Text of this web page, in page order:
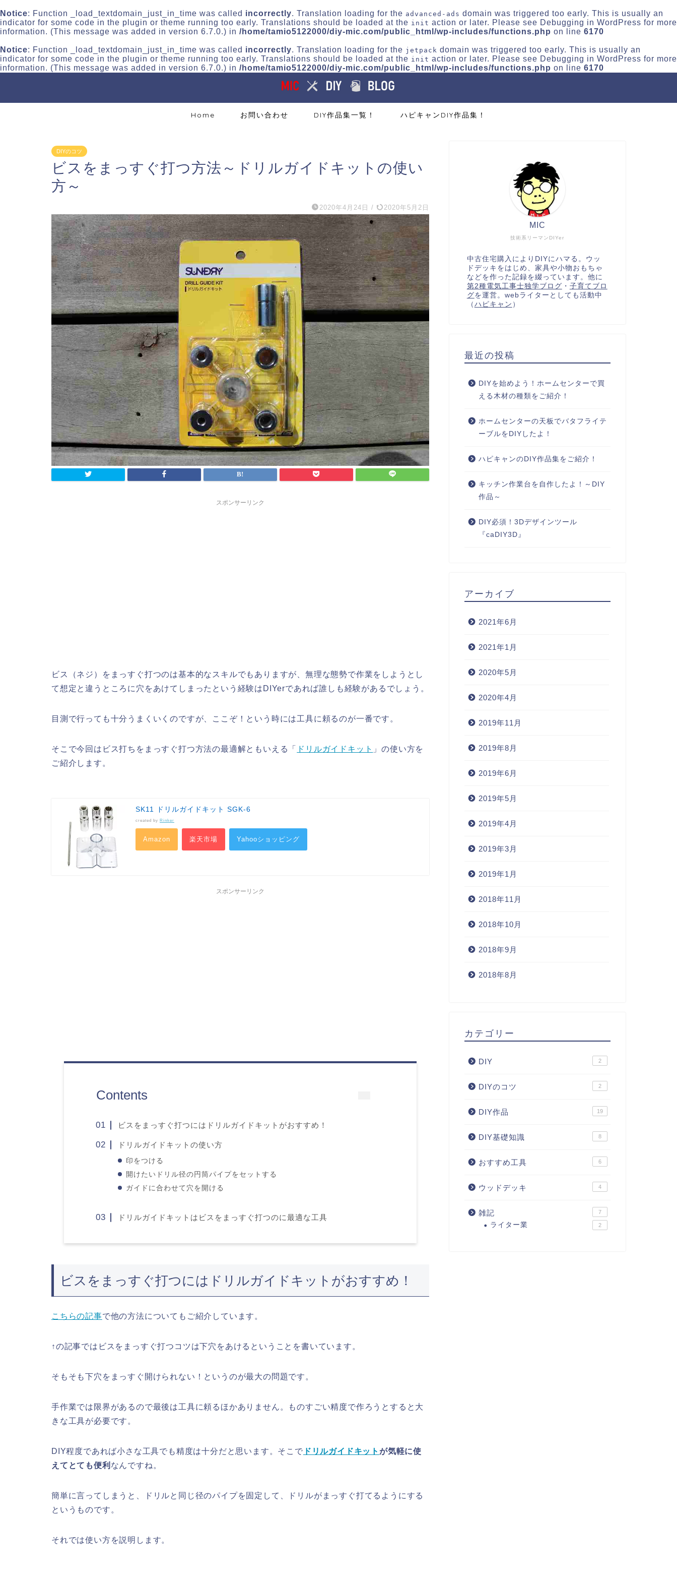
Notice: Function _load_textdomain_just_in_time was called incorrectly. Translation loading for the advanced-ads domain was triggered too early. This is usually an
indicator for some code in the plugin or theme running too early. Translations should be loaded at the init action or later. Please see Debugging in WordPress for more
information. (This message was added in version 6.7.0.) in /home/tamio5122000/diy-mic.com/public_html/wp-includes/functions.php on line 6170
Notice: Function _load_textdomain_just_in_time was called incorrectly. Translation loading for the jetpack domain was triggered too early. This is usually an
indicator for some code in the plugin or theme running too early. Translations should be loaded at the init action or later. Please see Debugging in WordPress for more
information. (This message was added in version 6.7.0.) in /home/tamio5122000/diy-mic.com/public_html/wp-includes/functions.php on line 6170
Home お問い合わせ DIY作品集一覧！ ハピキャンDIY作品集！
DIYのコツ
ビスをまっすぐ打つ方法～ドリルガイドキットの使い
方～
2020年4月24日 / 2020年5月2日
スポンサーリンク
ビス（ネジ）をまっすぐ打つのは基本的なスキルでもありますが、無理な態勢で作業をしようとし
て想定と違うところに穴をあけてしまったという経験はDIYerであれば誰しも経験があるでしょう。
目測で行っても十分うまくいくのですが、ここぞ！という時には工具に頼るのが一番です。
そこで今回はビス打ちをまっすぐ打つ方法の最適解ともいえる「 ドリルガイドキット 」の使い方を
ご紹介します。
SK11 ドリルガイドキット SGK-6
created by Rinker
Amazon 楽天市場 Yahooショッピング
スポンサーリンク
Contents
ビスをまっすぐ打つにはドリルガイドキットがおすすめ！
ドリルガイドキットの使い方
印をつける
開けたいドリル径の円筒パイプをセットする
ガイドに合わせて穴を開ける
ドリルガイドキットはビスをまっすぐ打つのに最適な工具
ビスをまっすぐ打つにはドリルガイドキットがおすすめ！
こちらの記事で他の方法についてもご紹介しています。
↑の記事ではビスをまっすぐ打つコツは下穴をあけるということを書いています。
そもそも下穴をまっすぐ開けられない！というのが最大の問題です。
手作業では限界があるので最後は工具に頼るほかありません。ものすごい精度で作ろうとすると大
きな工具が必要です。
DIY程度であれば小さな工具でも精度は十分だと思います。そこで ドリルガイドキットが気軽に使
えてとても便利 なんですね。
簡単に言ってしまうと、ドリルと同じ径のパイプを固定して、ドリルがまっすぐ打てるようにする
というものです。
それでは使い方を説明します。
技術系リーマンDIYer
MIC
中古住宅購入によりDIYにハマる。ウッ
ドデッキをはじめ、家具や小物おもちゃ
などを作った記録を綴っています。他に
第2種電気工事士独学ブログ ・ 子育てブロ
グを運営。webライターとしても活動中
（ ハピキャン ）
最近の投稿
DIYを始めよう！ホームセンターで買
える木材の種類をご紹介！
ホームセンターの天板でバタフライテ
ーブルをDIYしたよ！
ハピキャンのDIY作品集をご紹介！
キッチン作業台を自作したよ！～DIY
作品～
DIY必須！3Dデザインツール
『caDIY3D』
アーカイブ
2021年6月
2021年1月
2020年5月
2020年4月
2019年11月
2019年8月
2019年6月
2019年5月
2019年4月
2019年3月
2019年1月
2018年11月
2018年10月
2018年9月
2018年8月
カテゴリー
DIY 2
DIYのコツ 2
DIY作品 19
DIY基礎知識 8
おすすめ工具 6
ウッドデッキ 4
雑記 7
ライター業 2